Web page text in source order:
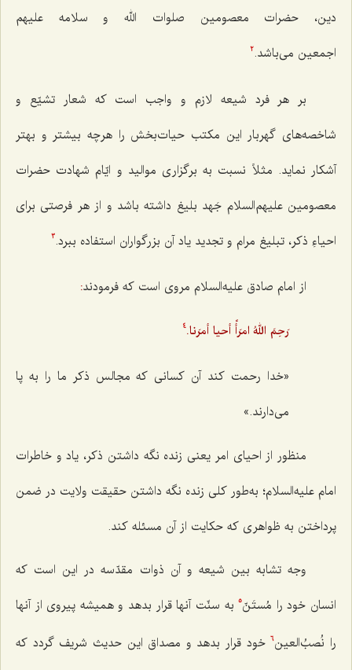
دین، حضرات معصومین صلوات الله و سلامه علیهم
اجمعین می‌باشد.2
بر هر فرد شیعه لازم و واجب است که شعار تشیّع و
شاخصه‌های گهربار این مکتب حیات‌بخش را هرچه بیشتر و بهتر
آشکار نماید. مثلاً نسبت به برگزاری موالید و ایّام شهادت حضرات
معصومین علیهم‌السلام جَهد بلیغ داشته باشد و از هر فرصتی برای
احیاءِ ذکر، تبلیغ مرام و تجدید یاد آن بزرگواران استفاده ببرد.3
از امام صادق علیه‌السلام مروی است که فرمودند:
رَحِمَ اللهُ امرَأً أحيا أمرَنا.4
«خدا رحمت کند آن کسانی که مجالس ذکر ما را به پا
می‌دارند.»
منظور از احيای امر يعنى زنده نگه داشتن ذكر، ياد و خاطرات
امام عليه‌السلام؛ به‌طور كلى زنده نگه‌ داشتن حقيقت ولايت در ضمن
پرداختن به ظواهرى كه حكايت از آن مسئله كند.
وجه تشابه بين شيعه و آن ذوات مقدّسه در اين است كه
انسان خود را مُستَنّ5به سنّت آنها قرار بدهد و هميشه پيروى از آنها
را نُصبُ‌العين6خود قرار بدهد و مصداق این حدیث شریف گردد که